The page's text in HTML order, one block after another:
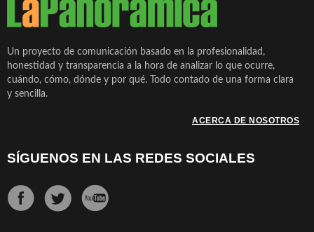
Un proyecto de comunicación basado en la profesionalidad,
honestidad y transparencia a la hora de analizar lo que ocurre,
cuándo, cómo, dónde y por qué. Todo contado de una forma clara
y sencilla.
ACERCA DE NOSOTROS
SÍGUENOS EN LAS REDES SOCIALES